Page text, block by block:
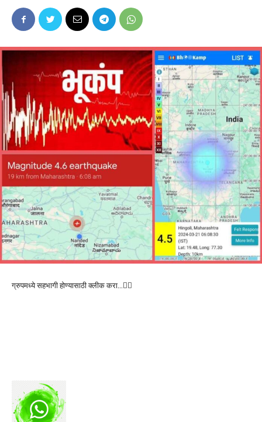
ग्रुपमध्ये सहभागी होण्यासाठी क्लीक करा…👆🏻